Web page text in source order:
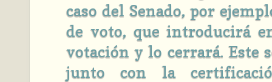
caso del Senado, por
de voto, que introducirá
votación y lo cerrará. Este
junto con la